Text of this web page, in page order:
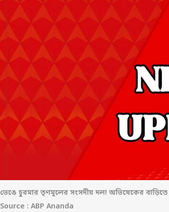
ভেঙে চুরমার তৃণমূলের সংসদীয় দল! অভিষেকের
Source : ABP Ananda